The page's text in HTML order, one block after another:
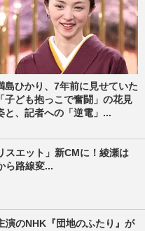
島ひかり、7年前に見せていた
「子ども抱っこで奮闘」の花見
と、記者への「逆電」...
スエット」新CMに！綾瀬は
ら路線変...
演のNHK『団地のふたり』が